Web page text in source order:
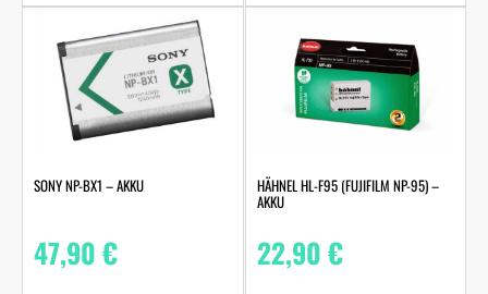
SONY NP-BX1 – AKKU
47,90€
HÄHNEL HL-F95 (FUJIFILM NP-95) –
AKKU
22,90€